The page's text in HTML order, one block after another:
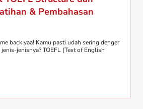
& Pembahasan
back yaa! Kamu pasti udah sering denger
jenisnya? TOEFL (Test of English